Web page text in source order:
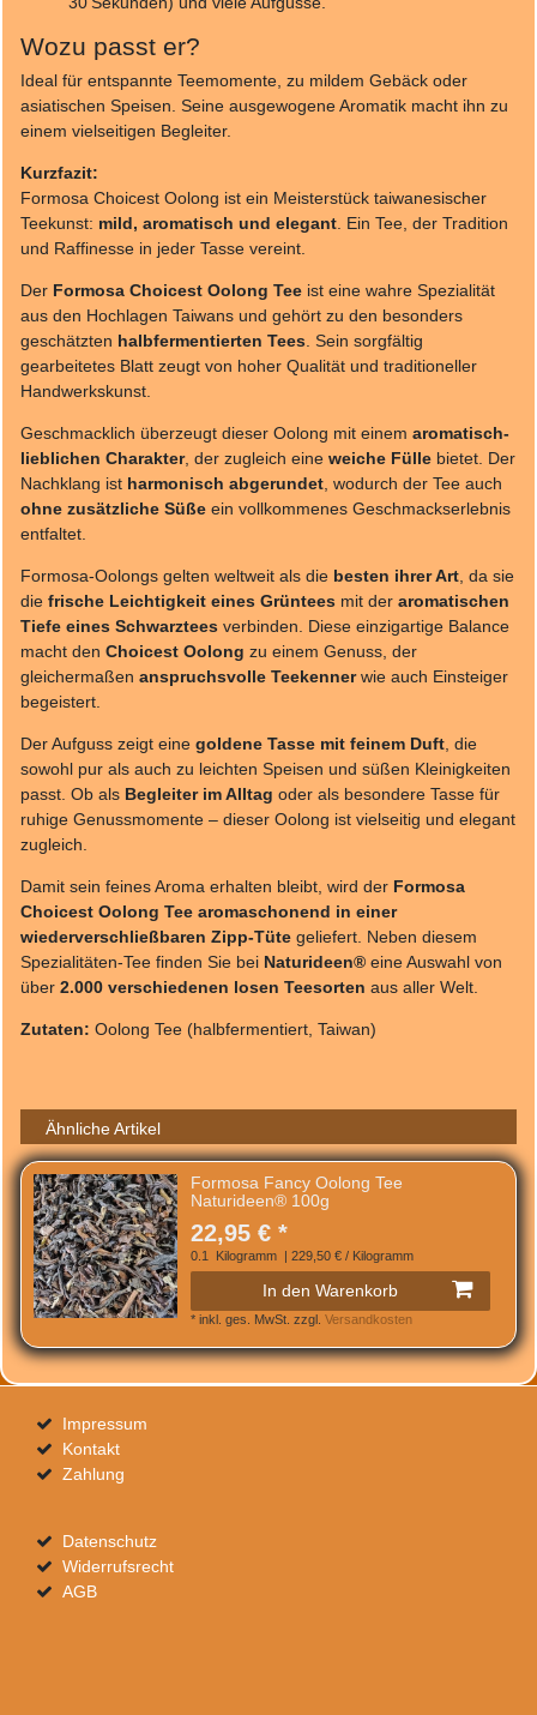
Wozu passt er?
Ideal für entspannte Teemomente, zu mildem Gebäck oder
asiatischen Speisen. Seine ausgewogene Aromatik macht ihn zu
einem vielseitigen Begleiter.
Kurzfazit:
Formosa Choicest Oolong ist ein Meisterstück taiwanesischer
Teekunst: mild, aromatisch und elegant . Ein Tee, der Tradition
und Raffinesse in jeder Tasse vereint.
Der Formosa Choicest Oolong Tee ist eine wahre Spezialität
aus den Hochlagen Taiwans und gehört zu den besonders
geschätzten halbfermentierten Tees . Sein sorgfältig
gearbeitetes Blatt zeugt von hoher Qualität und traditioneller
Handwerkskunst.
Geschmacklich überzeugt dieser Oolong mit einem aromatisch-
lieblichen Charakter, der zugleich eine weiche Fülle bietet. Der
Nachklang ist harmonisch abgerundet , wodurch der Tee auch
ohne zusätzliche Süße ein vollkommenes Geschmackserlebnis
entfaltet.
Formosa-Oolongs gelten weltweit als die besten ihrer Art , da sie
die frische Leichtigkeit eines Grüntees mit der aromatischen
Tiefe eines Schwarztees verbinden. Diese einzigartige Balance
macht den Choicest Oolong zu einem Genuss, der
gleichermaßen anspruchsvolle Teekennerwie auch Einsteiger
begeistert.
Der Aufguss zeigt eine goldene Tasse mit feinem Duft , die
sowohl pur als auch zu leichten Speisen und süßen Kleinigkeiten
passt. Ob als Begleiter im Alltag oder als besondere Tasse für
ruhige Genussmomente – dieser Oolong ist vielseitig und elegant
zugleich.
Damit sein feines Aroma erhalten bleibt, wird der Formosa
Choicest Oolong Tee aromaschonend in einer
wiederverschließbaren Zipp-Tüte geliefert. Neben diesem
Spezialitäten-Tee finden Sie bei Naturideen® eine Auswahl von
über 2.000 verschiedenen losen Teesorten aus aller Welt.
Zutaten: Oolong Tee (halbfermentiert, Taiwan)
Ähnliche Artikel
Formosa Fancy Oolong Tee
Naturideen® 100g
22,95 € *
0.1 Kilogramm | 229,50 € / Kilogramm
In den Warenkorb
* inkl. ges. MwSt. zzgl. Versandkosten
Impressum
Kontakt
Zahlung
Datenschutz
Widerrufsrecht
AGB